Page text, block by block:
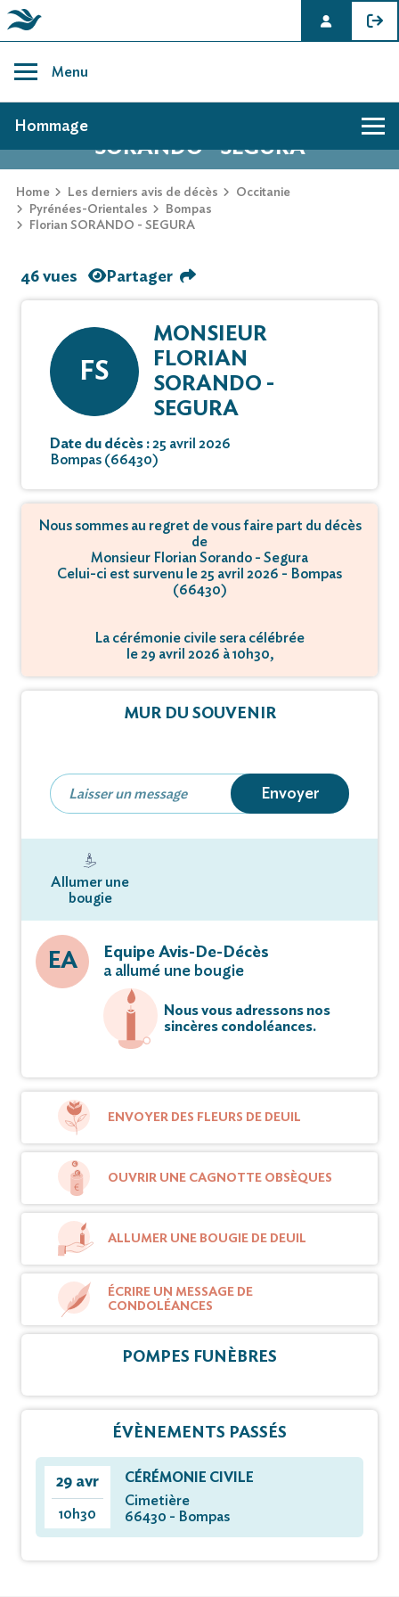
content
Menu
AVIS DE DÉCÈS DE FLORIAN
SORANDO - SEGURA
Home Les derniers avis de décès
Occitanie
Pyrénées-Orientales
Bompas
Florian SORANDO - SEGURA
Hommage
46 vues Partager
FS
MONSIEUR
FLORIAN
SORANDO -
SEGURA
Date du décès :25 avril 2026
Bompas (66430)
Nous sommes au regret de vous faire part du décès
de
Monsieur Florian Sorando - Segura
Celui-ci est survenu le 25 avril 2026 - Bompas
(66430)
La cérémonie civile sera célébrée
le 29 avril 2026 à 10h30,
MUR DU SOUVENIR
Envoyer
Allumer une
bougie
EA
Equipe Avis-De-Décès
a allumé une bougie
Nous vous adressons nos
sincères condoléances.
ENVOYER DES FLEURS DE DEUIL
OUVRIR UNE CAGNOTTE OBSÈQUES
ALLUMER UNE BOUGIE DE DEUIL
ÉCRIRE UN MESSAGE DE
CONDOLÉANCES
POMPES FUNÈBRES
ÉVÈNEMENTS PASSÉS
29 avr
10h30
CÉRÉMONIE CIVILE
Cimetière
66430 - Bompas